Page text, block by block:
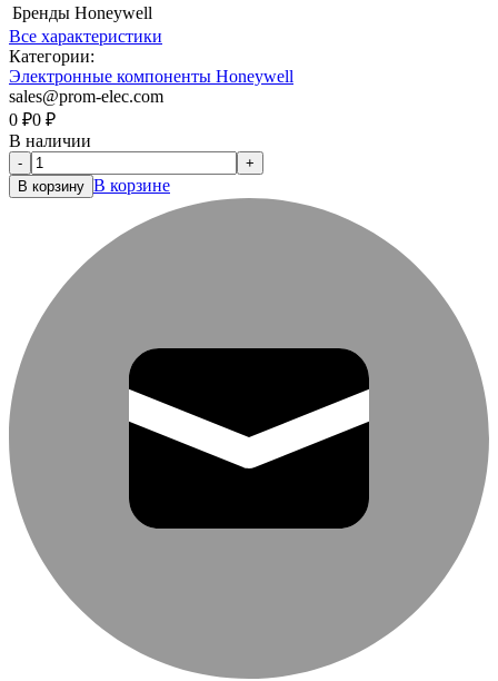
Бренды Honeywell
Все характеристики
Категории:
Электронные компоненты Honeywell
sales@prom-elec.com
0 ₽0 ₽
В наличии
-
+
В корзину В корзине